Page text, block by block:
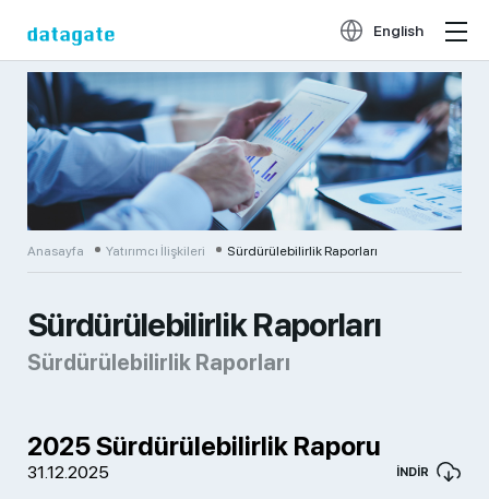
English
Anasayfa Yatırımcı İlişkileri Sürdürülebilirlik Raporları
Sürdürülebilirlik Raporları
Sürdürülebilirlik Raporları
2025 Sürdürülebilirlik Raporu
31.12.2025 İNDİR